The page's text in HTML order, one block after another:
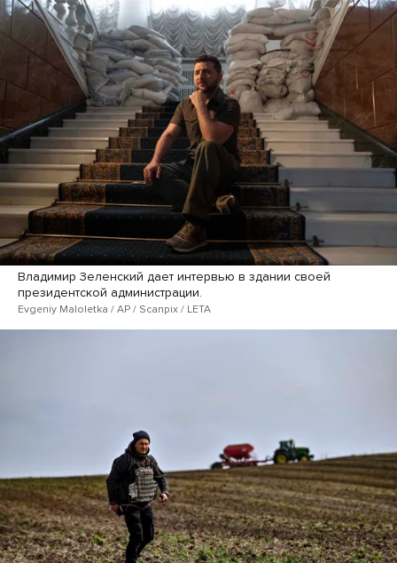
Владимир Зеленский дает интервью в здании своей
президентской администрации.
Evgeniy Maloletka / AP / Scanpix / LETA